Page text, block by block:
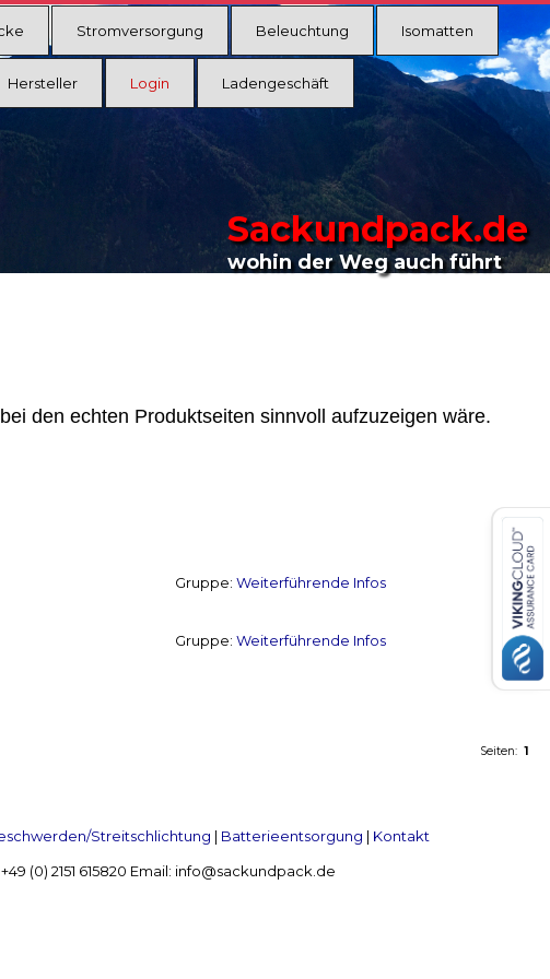
Stromversorgung Beleuchtung Isomatten
Hersteller Login Ladengeschäft
Sackundpack.de
wohin der Weg auch führt
den echten Produktseiten sinnvoll aufzuzeigen wäre.
Gruppe: Weiterführende Infos
Gruppe: Weiterführende Infos
Seiten: 1
Streitschlichtung | Batterieentsorgung | Kontakt
(0) 2151 615820 Email: info@sackundpack.de